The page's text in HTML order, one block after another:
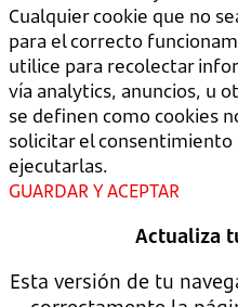
Cualquier cookie que no
para el correcto
utilice para recolectar
vía analytics, anuncios, u
se definen como cookies
solicitar el
ejecutarlas.
GUARDAR Y ACEPTAR
Actualiza
Esta versión de tu